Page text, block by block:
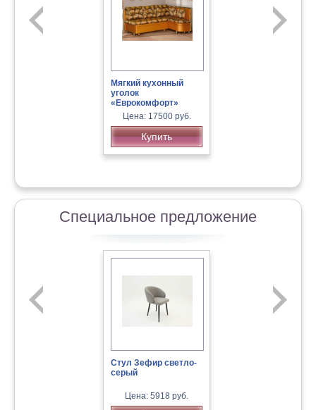
кровать
Мягкий кухонный
уголок
«Еврокомфорт»
Цена: 17500 руб.
Купить
«Еврокомфорт 7»
Специальное предложение
Стул Зефир светло-
серый
Цена: 5918 руб.